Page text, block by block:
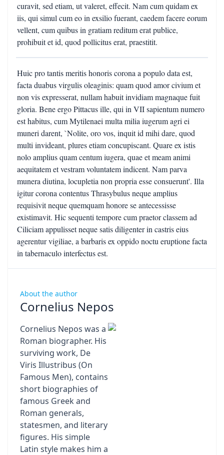
curavit, sed etiam, ut valeret, effecit. Nam cum quidam ex
iis, qui simul cum eo in exsilio fuerant, caedem facere eorum
vellent, cum quibus in gratiam reditum erat publice,
prohibuit et id, quod pollicitus erat, praestitit.
Huic pro tantis meritis honoris corona a populo data est,
facta duabus virgulis oleaginis: quam quod amor civium et
non vis expresserat, nullam habuit invidiam magnaque fuit
gloria. Bene ergo Pittacus ille, qui in VII sapientum numero
est habitus, cum Mytilenaei multa milia iugerum agri ei
muneri darent, `Nolite, oro vos, inquit id mihi dare, quod
multi invideant, plures etiam concupiscant. Quare ex istis
nolo amplius quam centum iugera, quae et meam animi
aequitatem et vestram voluntatem indicent. Nam parva
munera diutina, locupletia non propria esse consuerunt'. Illa
igitur corona contentus Thrasybulus neque amplius
requisivit neque quemquam honore se antecessisse
existimavit. Hic sequenti tempore cum praetor classem ad
Ciliciam appulisset neque satis diligenter in castris eius
agerentur vigiliae, a barbaris ex oppido noctu eruptione facta
in tabernaculo interfectus est.
About the author
Cornelius Nepos
Cornelius Nepos was a
Roman biographer. His
surviving work, De
Viris Illustribus (On
Famous Men), contains
short biographies of
famous Greek and
Roman generals,
statesmen, and literary
figures. His simple
Latin style makes him a